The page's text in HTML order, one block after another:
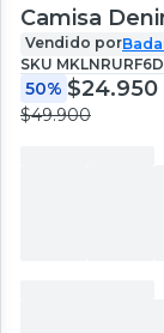
Camisa
Vendido por
SKU
50% $24.950
$49.900